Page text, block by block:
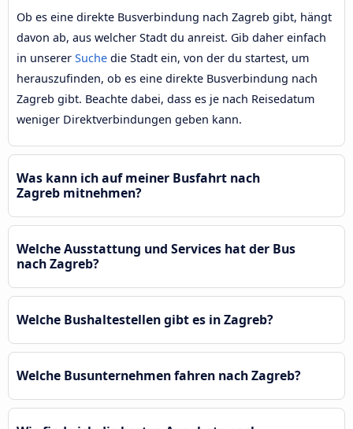
Ob es eine direkte Busverbindung nach Zagreb gibt, hängt
davon ab, aus welcher Stadt du anreist. Gib daher einfach
in unserer Suche die Stadt ein, von der du startest, um
herauszufinden, ob es eine direkte Busverbindung nach
Zagreb gibt. Beachte dabei, dass es je nach Reisedatum
weniger Direktverbindungen geben kann.
Was kann ich auf meiner Busfahrt nach
Zagreb mitnehmen?
Welche Ausstattung und Services hat der Bus
nach Zagreb?
Welche Bushaltestellen gibt es in Zagreb?
Welche Busunternehmen fahren nach Zagreb?